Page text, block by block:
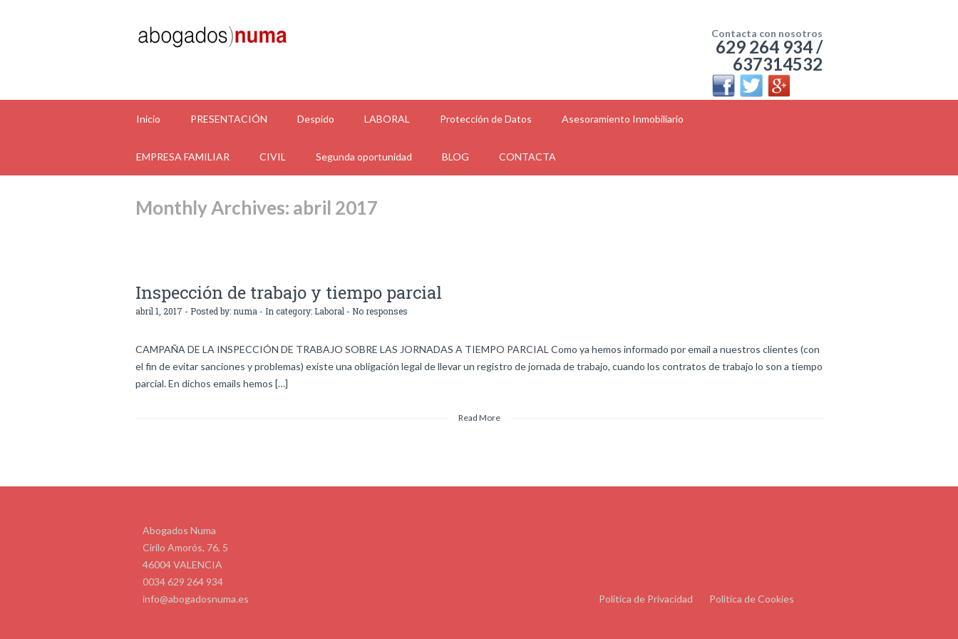
Contacta con nosotros
629 264 934 /
637314532
Inicio PRESENTACIÓN Despido LABORAL Protección de Datos Asesoramiento Inmobiliario
EMPRESA FAMILIAR CIVIL Segunda oportunidad BLOG CONTACTA
Monthly Archives: abril 2017
Inspección de trabajo y tiempo parcial
abril 1, 2017 - Posted by: numa - In category: Laboral - No responses
CAMPAÑA DE LA INSPECCIÓN DE TRABAJO SOBRE LAS JORNADAS A TIEMPO PARCIAL Como ya hemos informado por email a nuestros clientes (con
el fin de evitar sanciones y problemas) existe una obligación legal de llevar un registro de jornada de trabajo, cuando los contratos de trabajo lo son a tiempo
parcial. En dichos emails hemos […]
Read More
Abogados Numa
Cirilo Amorós, 76, 5
46004 VALENCIA
0034 629 264 934
info@abogadosnuma.es
Politíca de Privacidad Politíca de Cookies